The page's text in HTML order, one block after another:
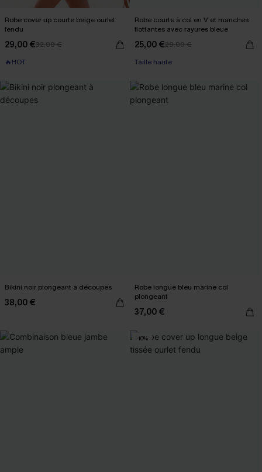
Robe cover up courte beige ourlet
fendu
29,00 €32,00 €
🔥HOT
Robe courte à col en V et manches
flottantes avec rayures bleue
25,00 €29,00 €
Taille haute
Bikini noir plongeant à découpes
38,00 €
Robe longue bleu marine col
plongeant
37,00 €
-10%